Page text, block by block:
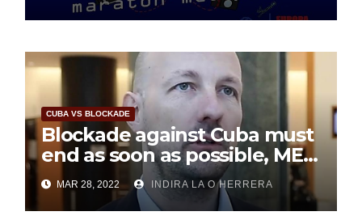
CUBA VS BLOCKADE
Blockade against Cuba must
end as soon as possible, MEP
says
MAR 28, 2022 INDIRA LA O HERRERA